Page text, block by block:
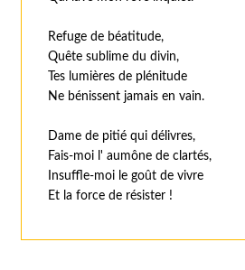
Refuge de béatitude,
Quête sublime du divin,
Tes lumières de plénitude
Ne bénissent jamais en vain.
Dame de pitié qui délivres,
Fais-moi l' aumône de clartés,
Insuffle-moi le goût de vivre
Et la force de résister !